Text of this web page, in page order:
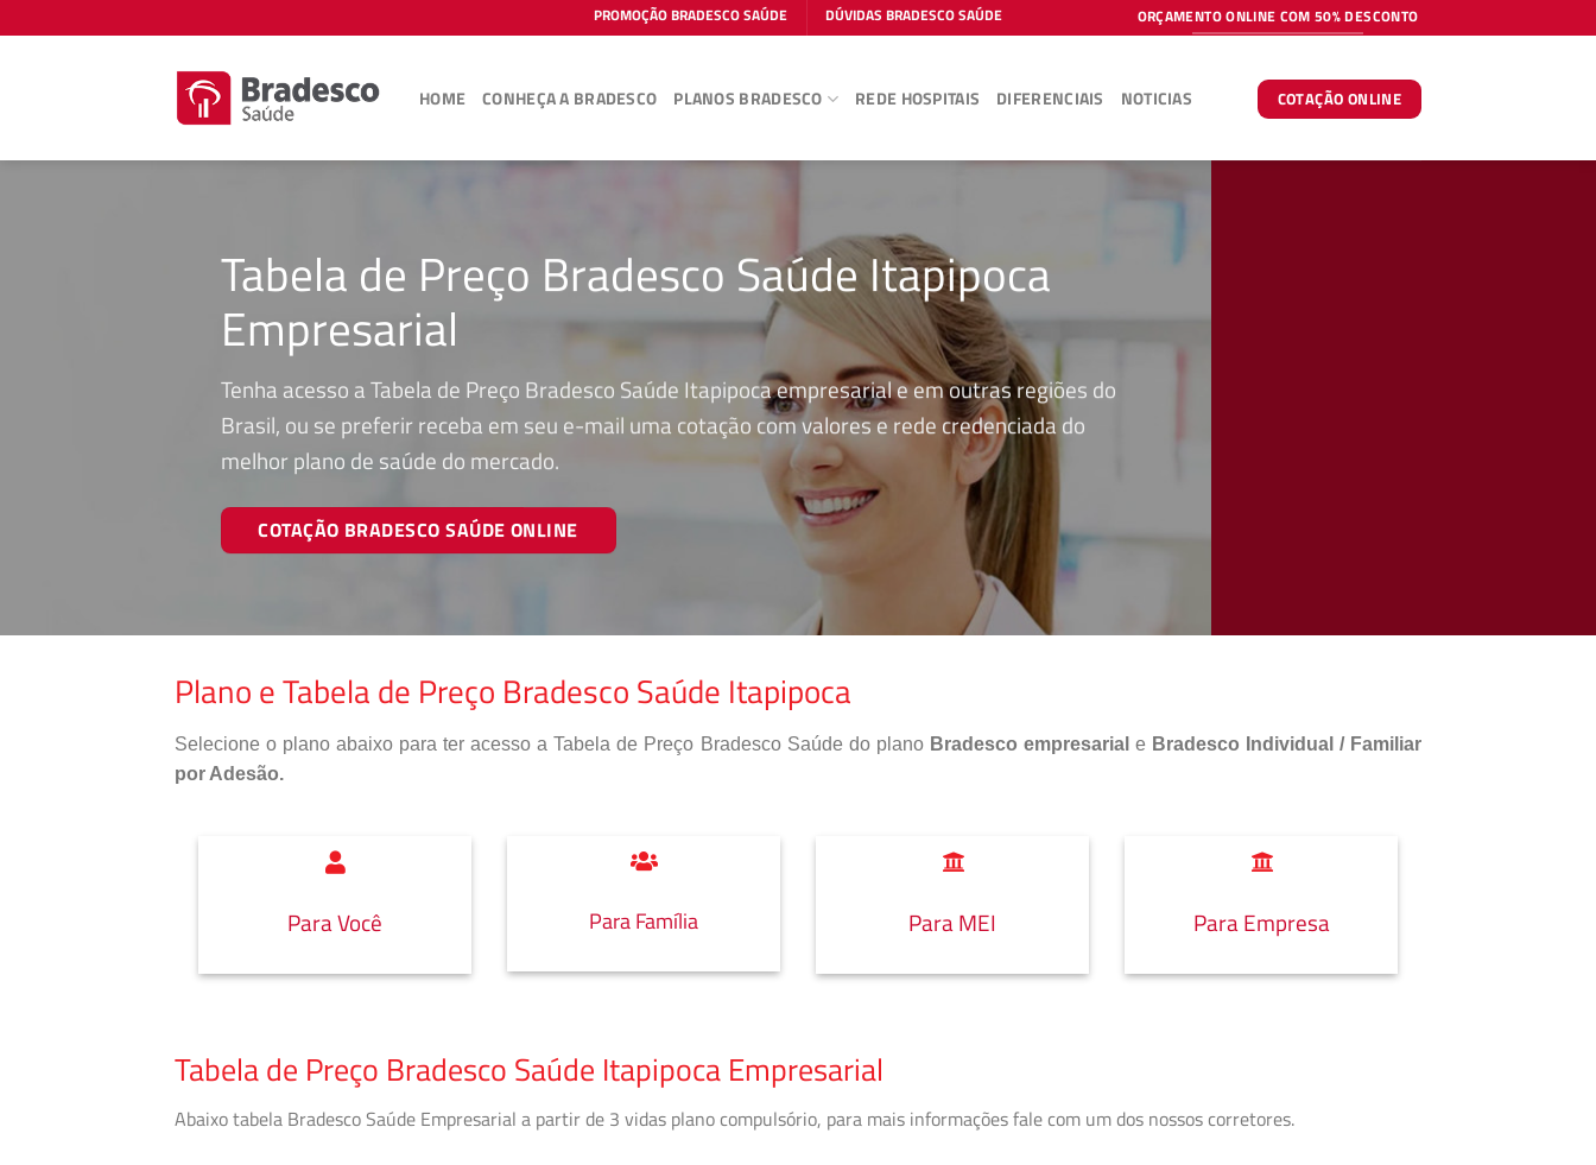
to
PROMOÇÃO BRADESCO SAÚDE DÚVIDAS BRADESCO SAÚDE ORÇAMENTO ONLINE COM 50% DESCONTO
HOME CONHEÇA A BRADESCO PLANOS BRADESCO REDE HOSPITAIS DIFERENCIAIS NOTICIAS COTAÇÃO ONLINE
Tabela de Preço Bradesco Saúde Itapipoca
Empresarial
Tenha acesso a Tabela de Preço Bradesco Saúde Itapipoca empresarial e em outras regiões do
Brasil, ou se preferir receba em seu e-mail uma cotação com valores e rede credenciada do
melhor plano de saúde do mercado.
COTAÇÃO BRADESCO SAÚDE ONLINE
Plano e Tabela de Preço Bradesco Saúde Itapipoca
Selecione o plano abaixo para ter acesso a Tabela de Preço Bradesco Saúde do plano Bradesco empresarial e Bradesco Individual / Familiar
por Adesão.
Para Você Para Família Para MEI Para Empresa
Tabela de Preço Bradesco Saúde Itapipoca Empresarial
Abaixo tabela Bradesco Saúde Empresarial a partir de 3 vidas plano compulsório, para mais informações fale com um dos nossos corretores.